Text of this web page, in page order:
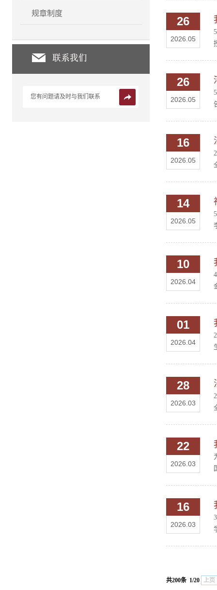
规章制度
您有问题请及时与我们联系
26
2026.05
26
2026.05
16
2026.05
14
2026.05
10
2026.04
01
2026.04
28
2026.03
22
2026.03
16
2026.03
共200条 1/20 上页